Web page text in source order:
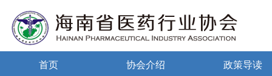
首页 协会介绍 政策导读